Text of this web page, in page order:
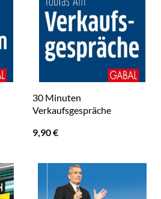
30 Minuten
Verkaufsgespräche
9,90€